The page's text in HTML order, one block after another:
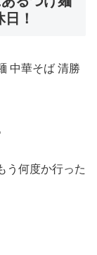
！
中華そば 清勝
う何度か行った